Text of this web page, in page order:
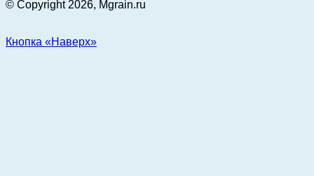
© Copyright 2026, Mgrain.ru
Кнопка «Наверх»